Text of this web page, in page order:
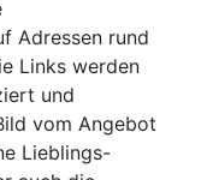
Adressen rund
Links werden
und
vom Angebot
Lieblings-